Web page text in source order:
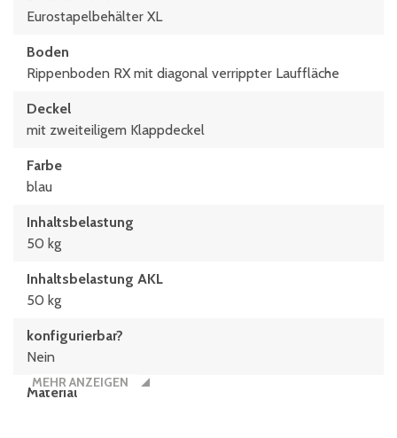
Eurostapelbehälter XL
Boden
Rippenboden RX mit diagonal verrippter Lauffläche
Deckel
mit zweiteiligem Klappdeckel
Farbe
blau
Inhaltsbelastung
50 kg
Inhaltsbelastung AKL
50 kg
konfigurierbar?
Nein
Material
MEHR ANZEIGEN